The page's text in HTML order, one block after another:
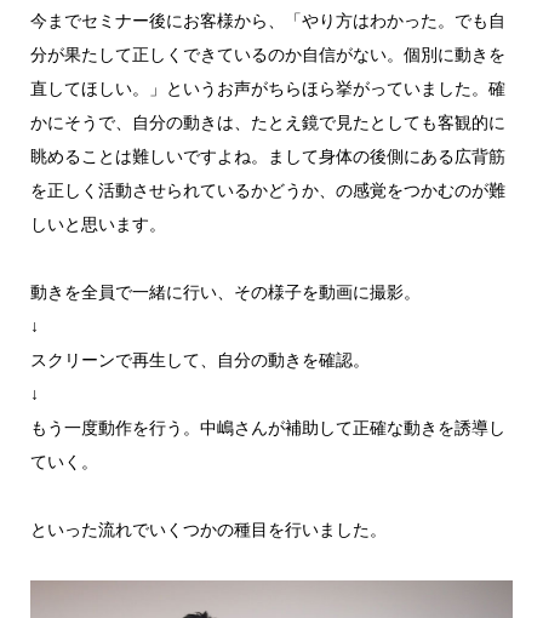
今までセミナー後にお客様から、「やり方はわかった。でも自
分が果たして正しくできているのか自信がない。個別に動きを
直してほしい。」というお声がちらほら挙がっていました。確
かにそうで、自分の動きは、たとえ鏡で見たとしても客観的に
眺めることは難しいですよね。まして身体の後側にある広背筋
を正しく活動させられているかどうか、の感覚をつかむのが難
しいと思います。
動きを全員で一緒に行い、その様子を動画に撮影。
↓
スクリーンで再生して、自分の動きを確認。
↓
もう一度動作を行う。中嶋さんが補助して正確な動きを誘導し
ていく。
といった流れでいくつかの種目を行いました。